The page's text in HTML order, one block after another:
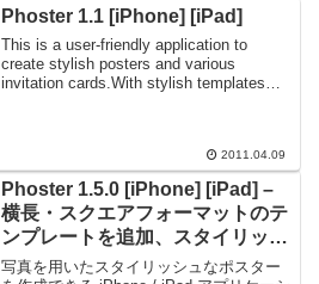
Phoster 1.1 [iPhone] [iPad]
This is a user-friendly application to
create stylish posters and various
invitation cards.With stylish templates
2011.04.09
Phoster 1.5.0 [iPhone] [iPad] –
横長・スクエアフォーマットのテ
ンプレートを追加、スタイリッシ
ュなポスターを簡単に作成
写真を用いたスタイリッシュなポスター